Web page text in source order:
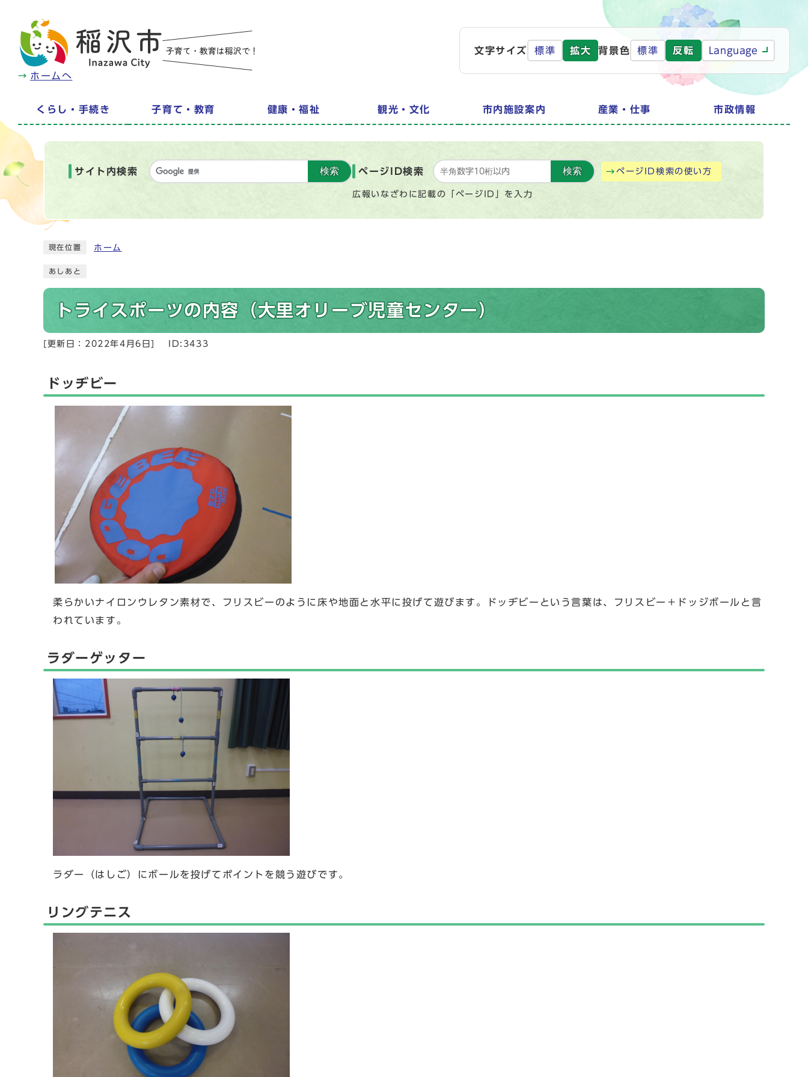
ホームへ
文字サイズ 標準 拡大 背景色 標準 反転 Language
くらし・手続き 子育て・教育 健康・福祉 観光・文化 市内施設案内 産業・仕事 市政情報
サイト内検索 検索 ページID検索
広報いなざわに記載の「ページID」を入力
検索 ページID検索の使い方
現在位置 ホーム
あしあと
トライスポーツの内容（大里オリーブ児童センター）
[更新日： 2022年4月6日 ID:3433
ドッヂビー
柔らかいナイロンウレタン素材で、フリスビーのように床や地面と水平に投げて遊びます。ドッヂビーという言葉は、フリスビー＋ドッジボールと言
われています。
ラダーゲッター
ラダー（はしご）にボールを投げてポイントを競う遊びです。
リングテニス